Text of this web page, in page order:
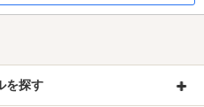
を探す